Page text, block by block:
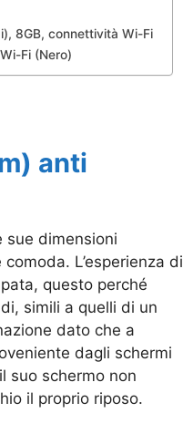
8GB, connettività Wi-Fi
Fi (Nero)
anti
sue dimensioni
L’esperienza di
questo perché
simili a quelli di un
dato che a
dagli schermi
suo schermo non
il proprio riposo.